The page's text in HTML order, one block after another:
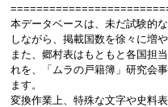
ナ
ビ
ゲ
ー
シ
ョ
ン
検
索
に
移
動
本データベースは、未だ試験的
しながら、掲載国数を徐々に増
また、郷村表はもともと各国担
れを、「ムラの戸籍簿」研究会
ます。
変換作業上、特殊な文字や史料